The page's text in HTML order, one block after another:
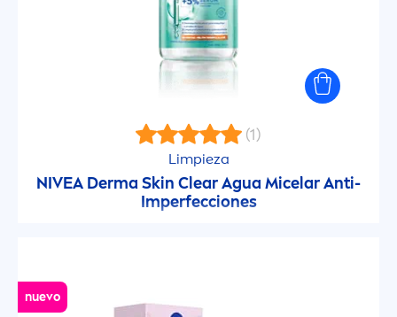
Cuidado Solar
(1)
Limpieza
NIVEA DermaSkin Clear Agua Micelar Anti-
Imperfecciones
nuevo